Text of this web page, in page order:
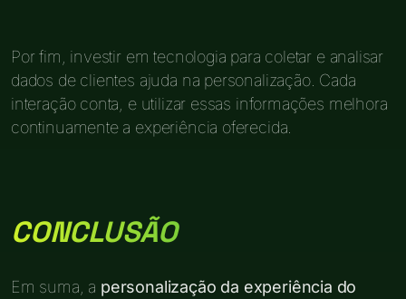
Por fim, investir em tecnologia para coletar e analisar
dados de clientes ajuda na personalização. Cada
interação conta, e utilizar essas informações melhora
continuamente a experiência oferecida.
CONCLUSÃO
Em suma, a personalização da experiência do